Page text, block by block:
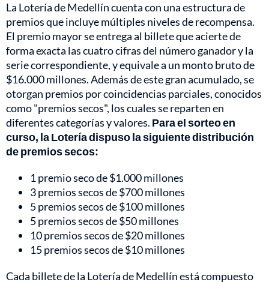
La Lotería de Medellín cuenta con una estructura de
premios que incluye múltiples niveles de recompensa.
El premio mayor se entrega al billete que acierte de
forma exacta las cuatro cifras del número ganador y la
serie correspondiente, y equivale a un monto bruto de
$16.000 millones. Además de este gran acumulado, se
otorgan premios por coincidencias parciales, conocidos
como "premios secos", los cuales se reparten en
diferentes categorías y valores. Para el sorteo en
curso, la Lotería dispuso la siguiente distribución
de premios secos:
1 premio seco de $1.000 millones
3 premios secos de $700 millones
5 premios secos de $100 millones
5 premios secos de $50 millones
10 premios secos de $20 millones
15 premios secos de $10 millones
Cada billete de la Lotería de Medellín está compuesto